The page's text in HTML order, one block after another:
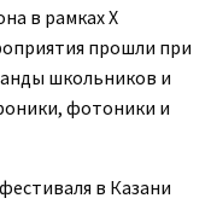
в рамках X
прошли при
школьников и
фотоники и
в Казани